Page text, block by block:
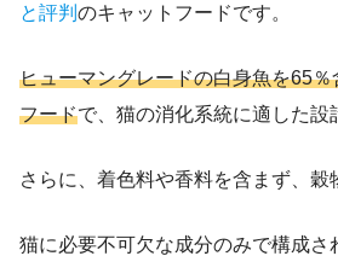
と評判 のキャットフードです。
ヒューマングレードの白身魚を65
フードで、猫の消化系統に適した設
さらに、着色料や香料を含まず、穀
猫に必要不可欠な成分のみで構成さ